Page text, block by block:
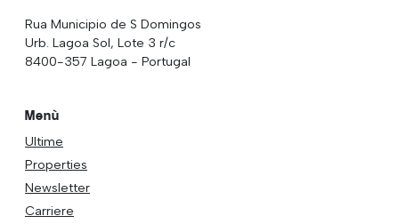
Rua Municipio de S Domingos
Urb. Lagoa Sol, Lote 3 r/c
8400-357 Lagoa - Portugal
Menù
Ultime
Properties
Newsletter
Carriere